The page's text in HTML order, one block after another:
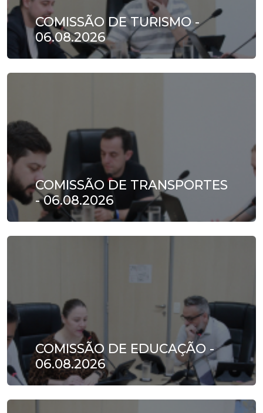
COMISSÃO DE TURISMO -
06.08.2026
COMISSÃO DE TRANSPORTES
- 06.08.2026
COMISSÃO DE EDUCAÇÃO -
06.08.2026